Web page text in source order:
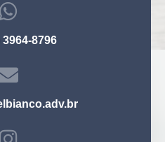
3964-8796